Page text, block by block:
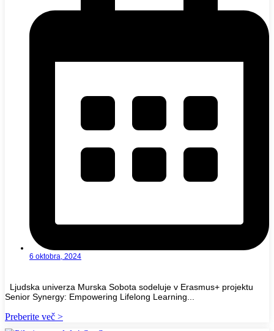
6 oktobra, 2024
Ljudska univerza Murska Sobota sodeluje v Erasmus+ projektu
Senior Synergy: Empowering Lifelong Learning...
Preberite več >